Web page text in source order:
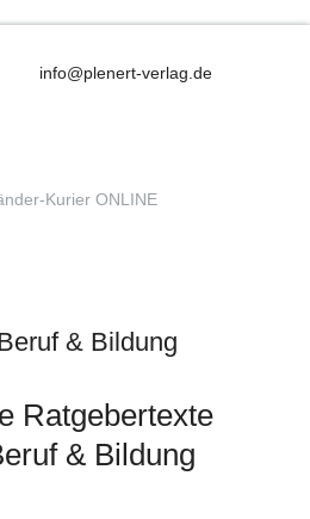
info@plenert-verlag.de
& Bildung
Ratgebertexte
& Bildung